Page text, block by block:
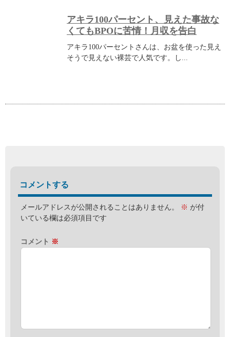
アキラ100パーセント、見えた事故な
くてもBPOに苦情！月収を告白
アキラ100パーセントさんは、お盆を使った見え
そうで見えない裸芸で人気です。し...
コメントする
メールアドレスが公開されることはありません。 ※ が付
いている欄は必須項目です
コメント ※